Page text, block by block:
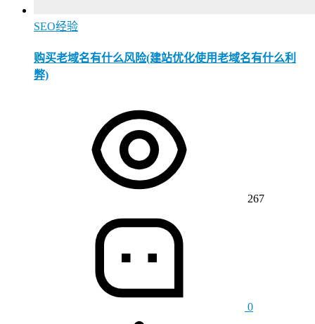
SEO经验
购买老域名有什么风险(建站优化使用老域名有什么利
弊)
267
0